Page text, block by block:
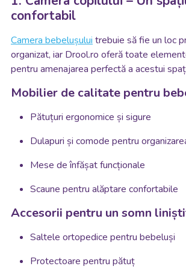
confortabil
Camera bebelușului trebuie să fie un loc
organizat, iar Drool.ro oferă toate
pentru amenajarea perfectă a acestui
Mobilier de calitate pentru
Pătuțuri ergonomice și sigure
Dulapuri și comode pentru
Mese de înfășat funcționale
Scaune pentru alăptare confortabile
Accesorii pentru un somn
Saltele ortopedice pentru bebeluși
Protectoare pentru pătuț